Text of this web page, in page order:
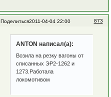
Поделиться 873
2011-04-04 22:00
ANTON написал(а):
Возила на резку вагоны от
списанных ЭР2-1262 и
1273.Работала
локомотивом